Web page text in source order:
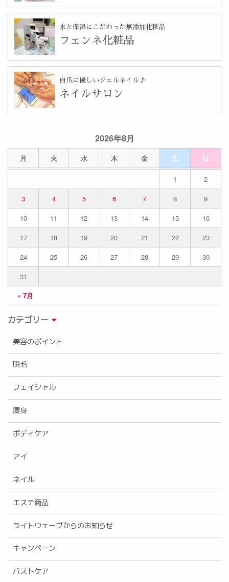
2026年8月
月 火 水 木 金 土 日
« 7月
1
2
3
4 5 6 7 8
9
10
11 12 13 14 15
16
17
18 19 20 21 22
23
24
25 26 27 28 29
30
31
カテゴリー
美容のポイント
脱毛
フェイシャル
痩身
ボディケア
アイ
ネイル
エステ商品
ライトウェーブからのお知らせ
キャンペーン
バストケア
水と保湿にこだわった無添加化粧品
フェンネ化粧品
自爪に優しいジェルネイル♪
ネイルサロン